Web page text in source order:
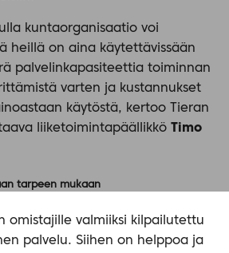
kuntaorganisaatio voi
heillä on aina käytettävissään
palvelinkapasiteettia toiminnan
varten ja kustannukset
käytöstä, kertoo Tieran
liiketoimintapäällikkö Timo
tarpeen mukaan
omistajille valmiiksi kilpailutettu
palvelu. Siihen on helppoa ja